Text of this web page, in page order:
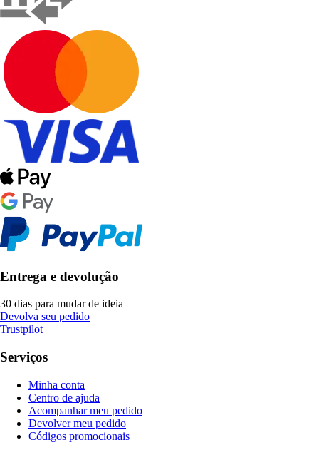
Entrega e devolução
30 dias para mudar de ideia
Devolva seu pedido
Trustpilot
Serviços
Minha conta
Centro de ajuda
Acompanhar meu pedido
Devolver meu pedido
Códigos promocionais